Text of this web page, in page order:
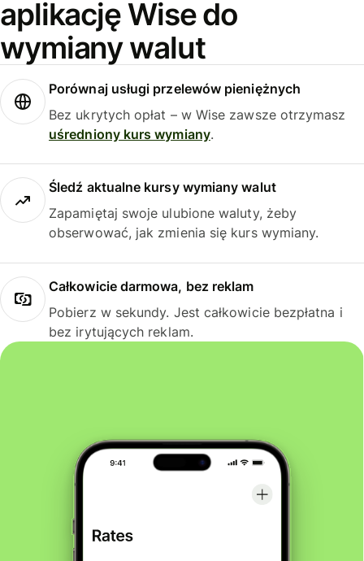
aplikację Wise do
wymiany walut
Porównaj usługi przelewów pieniężnych
Bez ukrytych opłat – w Wise zawsze otrzymasz
uśredniony kurs wymiany.
Śledź aktualne kursy wymiany walut
Zapamiętaj swoje ulubione waluty, żeby
obserwować, jak zmienia się kurs wymiany.
Całkowicie darmowa, bez reklam
Pobierz w sekundy. Jest całkowicie bezpłatna i
bez irytujących reklam.